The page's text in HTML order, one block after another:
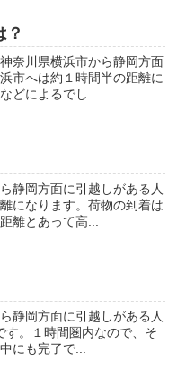
？
奈川県横浜市から静岡方面
市へは約１時間半の距離に
どによるでし...
静岡方面に引越しがある人
になります。荷物の到着は
離とあって高...
静岡方面に引越しがある人
す。１時間圏内なので、そ
にも完了で...